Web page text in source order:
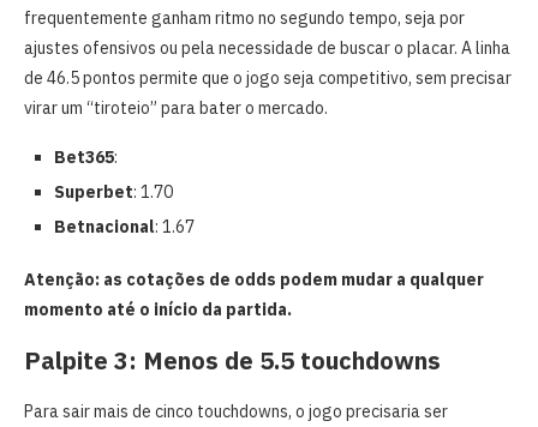
frequentemente ganham ritmo no segundo tempo, seja por
ajustes ofensivos ou pela necessidade de buscar o placar. A linha
de 46.5 pontos permite que o jogo seja competitivo, sem precisar
virar um “tiroteio” para bater o mercado.
Bet365:
Superbet: 1.70
Betnacional: 1.67
Atenção: as cotações de odds podem mudar a qualquer
momento até o início da partida.
Palpite 3: Menos de 5.5 touchdowns
Para sair mais de cinco touchdowns, o jogo precisaria ser